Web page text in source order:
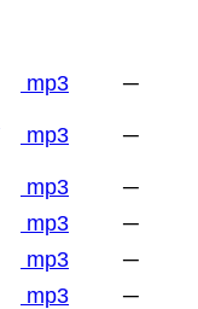
mp3 ─
mp3 ─
mp3
─
mp3
─
mp3
─
mp3 ─